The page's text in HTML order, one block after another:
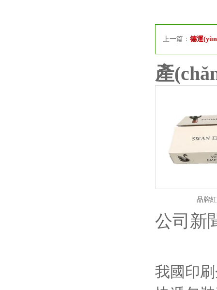
上一篇： 德運
產
品牌
公司新
我國印